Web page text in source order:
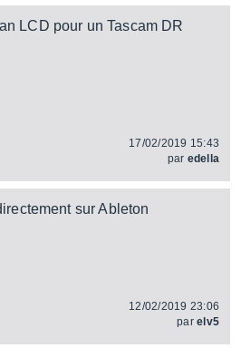
LCD pour un Tascam DR
17/02/2019 15:43
par edella
sur Ableton
12/02/2019 23:06
parelv5